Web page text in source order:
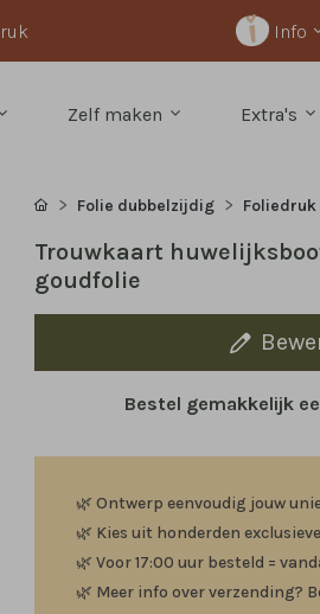
Info
Zelf maken Extra's
Folie dubbelzijdig
Trouwkaart
goudfolie
Bestel gemakkelijk
🌿 Ontwerp eenvoudig jouw
🌿 Kies uit honderden
🌿 Voor 17:00 uur besteld =
🌿 Meer info over verzending?